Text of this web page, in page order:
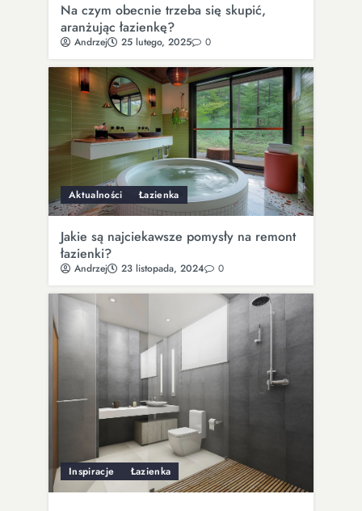
Na czym obecnie trzeba się skupić,
aranżując łazienkę?
Andrzej 25 lutego, 2025 0
Aktualności Łazienka
Jakie są najciekawsze pomysły na remont
łazienki?
Andrzej 23 listopada, 2024 0
Inspiracje Łazienka